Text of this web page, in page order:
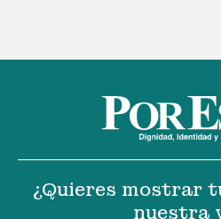
¿Quieres mostrar
nuestra